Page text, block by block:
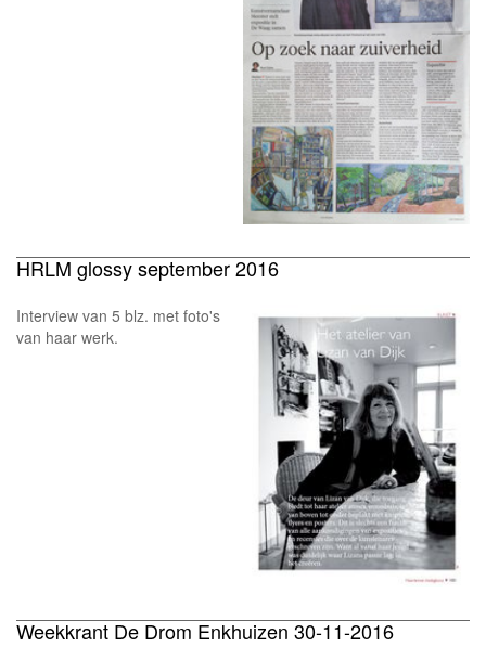
HRLM glossy september 2016
Interview van 5 blz. met foto's
van haar werk.
Weekkrant De Drom Enkhuizen 30-11-2016